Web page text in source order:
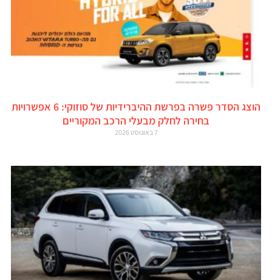
הוצג הסדר פשרה בפרשת ההיברידיות של סוזוקי: 6 אפשרויות
בחירה לחלק מבעלי הרכב המקוריים
7 באוגוסט 2026